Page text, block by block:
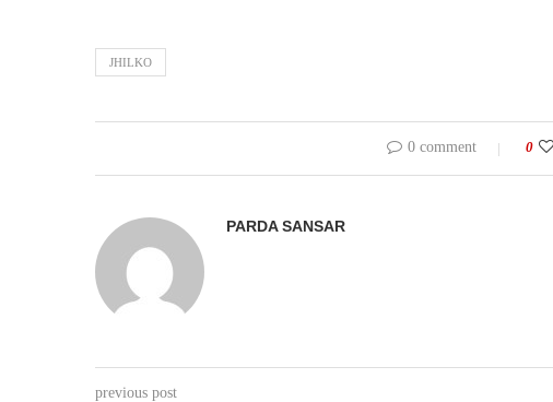
JHILKO
0 comment 0
PARDA SANSAR
previous post